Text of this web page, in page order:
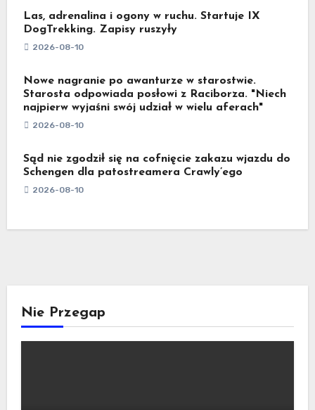
Las, adrenalina i ogony w ruchu. Startuje IX
DogTrekking. Zapisy ruszyły
2026-08-10
Nowe nagranie po awanturze w starostwie.
Starosta odpowiada posłowi z Raciborza. "Niech
najpierw wyjaśni swój udział w wielu aferach"
2026-08-10
Sąd nie zgodził się na cofnięcie zakazu wjazdu do
Schengen dla patostreamera Crawly’ego
2026-08-10
Nie Przegap